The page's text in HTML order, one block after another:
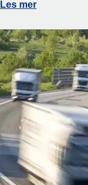
Kvartalsvis
Les mer